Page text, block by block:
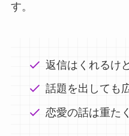
す。
返信はくれるけ
話題を出しても
恋愛の話は重た